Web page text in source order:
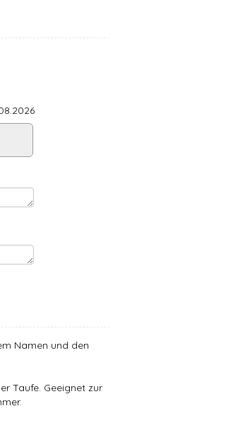
Namen und den
Taufe. Geeignet zur